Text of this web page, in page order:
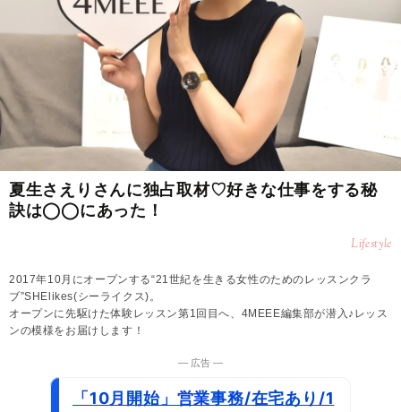
夏生さえりさんに独占取材♡好きな仕事をする秘
訣は◯◯にあった！
Lifestyle
2017年10月にオープンする“21世紀を生きる女性のためのレッスンクラ
ブ”SHElikes(シーライクス)。
オープンに先駆けた体験レッスン第1回目へ、4MEEE編集部が潜入♪レッス
ンの模様をお届けします！
― 広告 ―
「10月開始」営業事務/在宅あり/1